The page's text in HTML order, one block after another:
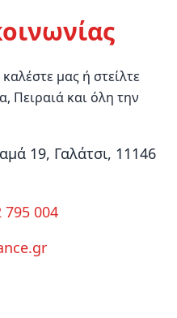
μας ή στείλτε
Πειραιά και όλη την
19, Γαλάτσι, 11146
795 004